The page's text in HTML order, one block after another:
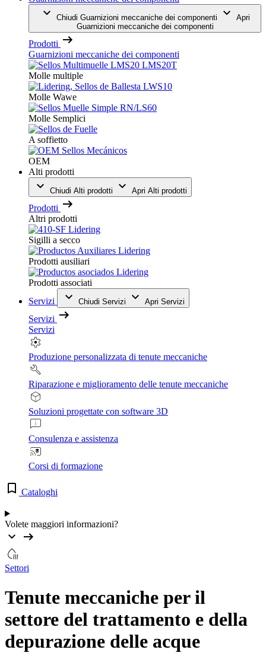
Chiudi Guarnizioni meccaniche dei componenti
Apri
Guarnizioni meccaniche dei componenti
Prodotti
Guarnizioni meccaniche dei componenti
Molle multiple
Molle Wawe
Molle Semplici
A soffietto
OEM
Alti prodotti
Chiudi Alti prodotti Apri Alti prodotti
Prodotti
Altri prodotti
Sigilli a secco
Prodotti ausiliari
Prodotti associati
Servizi
Chiudi Servizi Apri Servizi
Servizi
Servizi
Produzione personalizzata di tenute meccaniche
Riparazione e miglioramento delle tenute meccaniche
Soluzioni progettate con software 3D
Consulenza e assistenza
Corsi di formazione
Cataloghi
Volete maggiori informazioni?
Settori
Tenute meccaniche per il
settore del trattamento e della
depurazione delle acque